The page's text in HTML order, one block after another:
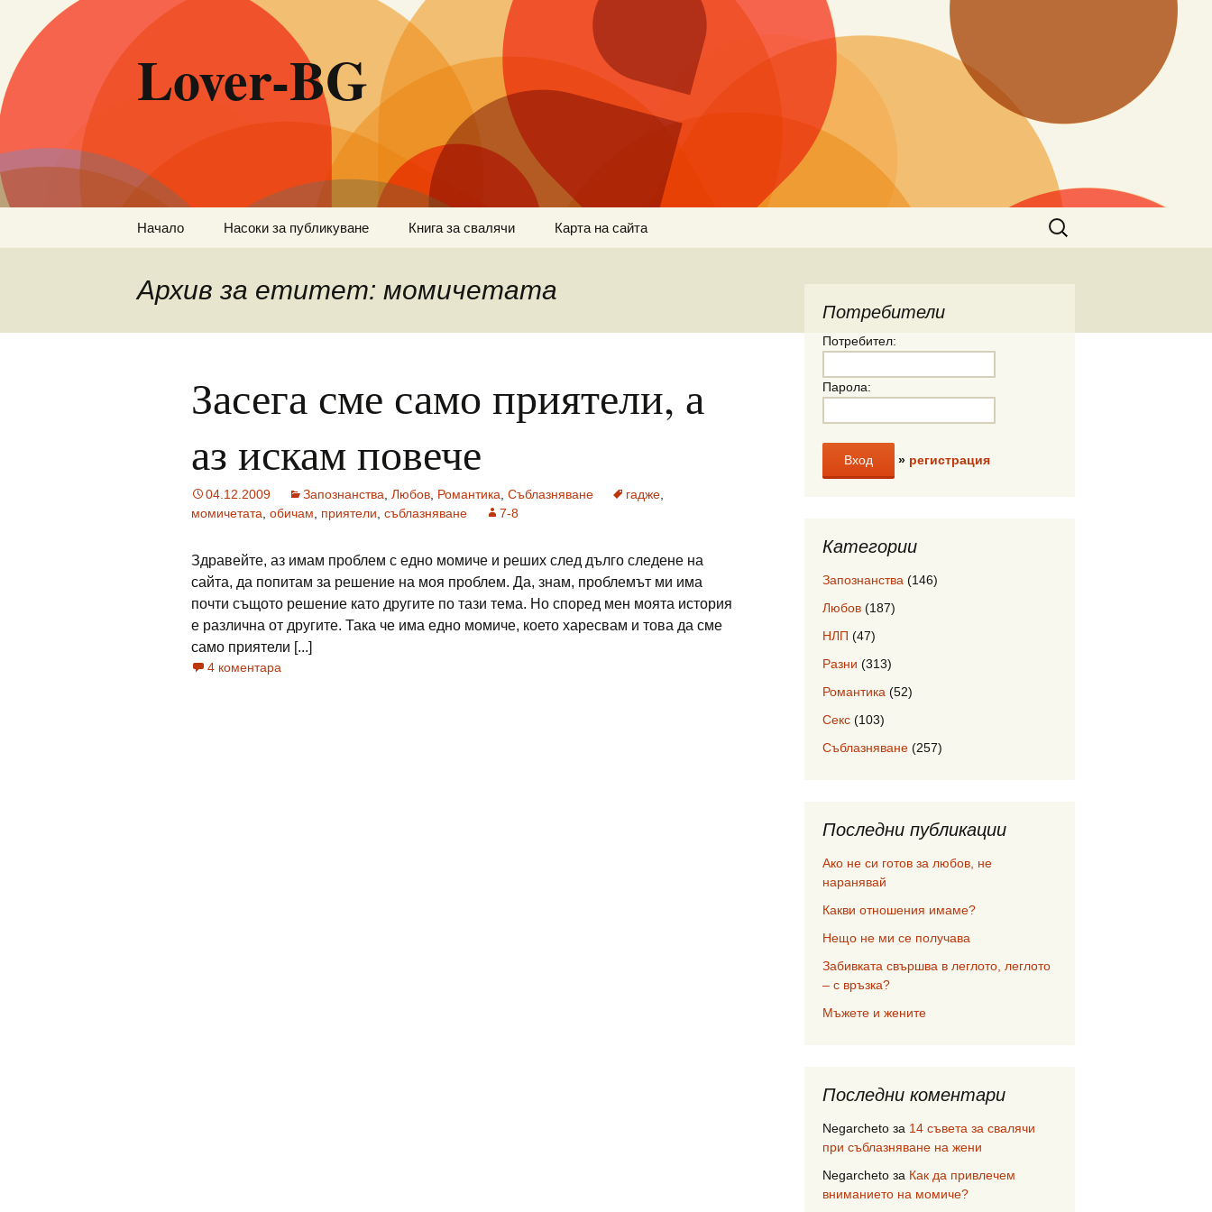
Lover-BG
Начало Насоки за публикуване Книга за свалячи Карта на сайта
Търсене
за:
Архив за етитет: момичетата
Засега сме само приятели, а
аз искам повече
04.12.2009 Запознанства Любов Романтика Съблазняване гадже
момичетата обичам приятели съблазняване 7-8
Здравейте, аз имам проблем с едно момиче и реших след дълго следене на
сайта, да попитам за решение на моя проблем. Да, знам, проблемът ми има
почти същото решение като другите по тази тема. Но според мен моята история
е различна от другите. Така че има едно момиче, което харесвам и това да сме
само приятели [...]
4 коментара
Потребители
Потребител:
Парола:
» регистрация
Категории
Запознанства (146)
Любов (187)
НЛП (47)
Разни (313)
Романтика (52)
Секс (103)
Съблазняване (257)
Последни публикации
Ако не си готов за любов, не
наранявай
Какви отношения имаме?
Нещо не ми се получава
Забивката свършва в леглото, леглото
– с връзка?
Мъжете и жените
Последни коментари
Negarcheto за 14 съвета за свалячи
при съблазняване на жени
Negarcheto за Как да привлечем
вниманието на момиче?